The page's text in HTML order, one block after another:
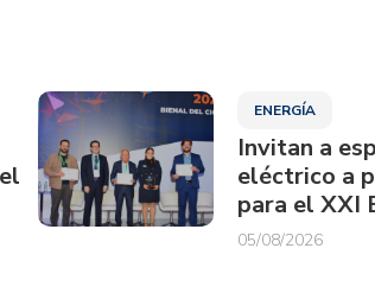
ENERGÍA
Invitan a
eléctrico a
para el XXI
05/08/2026